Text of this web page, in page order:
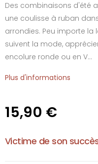
Des combinaisons d'été
une coulisse à ruban
arrondies. Peu importe la
suivent la mode,
encolure ronde ou en V...
Plus d'informations
15,90 €
Victime de son